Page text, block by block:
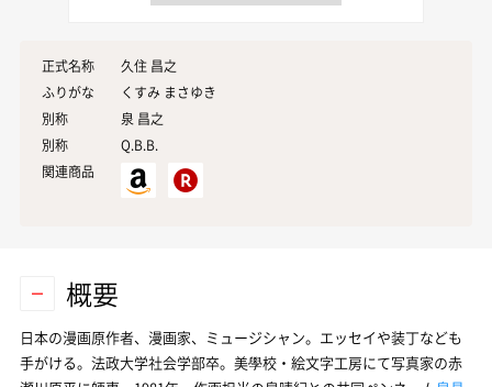
正式名称
久住 昌之
ふりがな
くすみ まさゆき
別称
泉 昌之
別称
Q.B.B.
関連商品
概要
日本の漫画原作者、漫画家、ミュージシャン。エッセイや装丁なども
手がける。法政大学社会学部卒。美學校・絵文字工房にて写真家の赤